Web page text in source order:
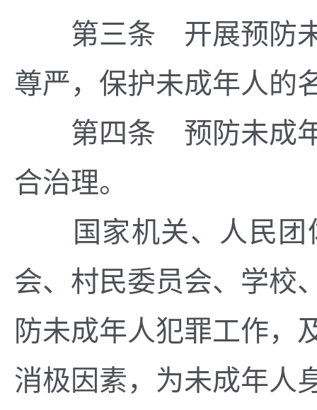
第三条 开展预防未
尊严，保护未成年人的
第四条 预防未成年
合治理。
国家机关、人民团
会、村民委员会、学校
防未成年人犯罪工作，
消极因素，为未成年人